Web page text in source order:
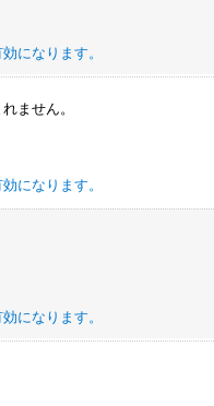
になります。
ません。
になります。
になります。